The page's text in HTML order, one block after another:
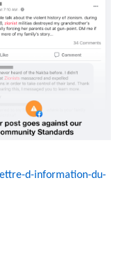
d-information-du-